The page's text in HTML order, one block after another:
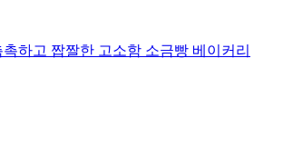
촉하고 짭짤한 고소함 소금빵 베이커리